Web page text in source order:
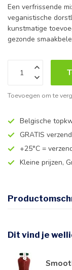
Een verfrissende
veganistische
kunstmatige
gezonde
Toevoegen om te
Belgische
GRATIS
+25°C =
Kleine prijzen,
Dit vind je